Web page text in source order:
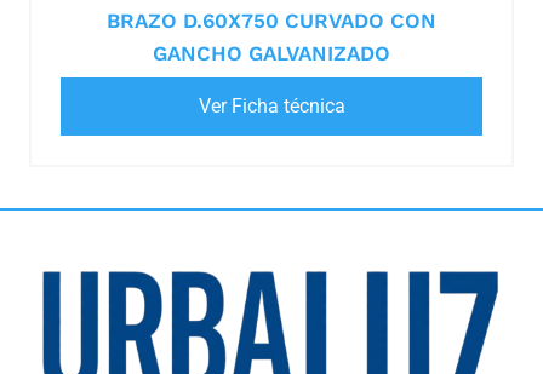
BRAZO D.60X750 CURVADO CON
GANCHO GALVANIZADO
Ver Ficha técnica